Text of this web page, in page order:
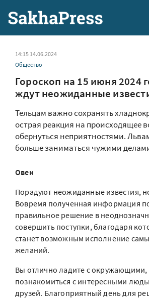
14:15 14.06.2024
Общество
Гороскоп на 15 июня 2024
ждут неожиданные
Тельцам важно сохранять
острая реакция на происходящее
обернуться неприятностями.
больше заниматься чужими
Овен
Порадуют неожиданные известия,
Вовремя полученная информация
правильное решение в
совершить поступки, благодаря
станет возможным исполнение
желаний.
Вы отлично ладите с окружающими,
познакомиться с интересными
друзей. Благоприятный день для